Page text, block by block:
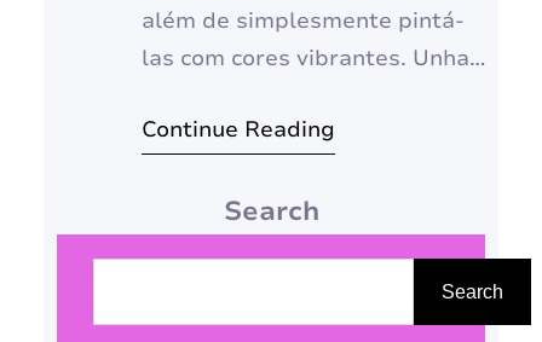
além de simplesmente pintá-
las com cores vibrantes. Unhas
reflexo do nosso bem-estar
preciso adotar uma rotina de
apresentar dicas valiosas para
Continue Reading
Search
Search